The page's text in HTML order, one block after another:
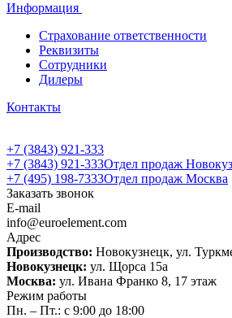
Информация
Страхование ответственности
Реквизиты
Сотрудники
Дилеры
Контакты
+7 (3843) 921-333
+7 (3843) 921-333Отдел продаж
+7 (495) 198-7333Отдел продаж Москва
Заказать звонок
E-mail
info@euroelement.com
Адрес
Производство: Новокузнецк, ул.
Новокузнецк: ул. Щорса 15а
Москва: ул. Ивана Франко 8, 17 этаж
Режим работы
Пн. – Пт.: с 9:00 до 18:00